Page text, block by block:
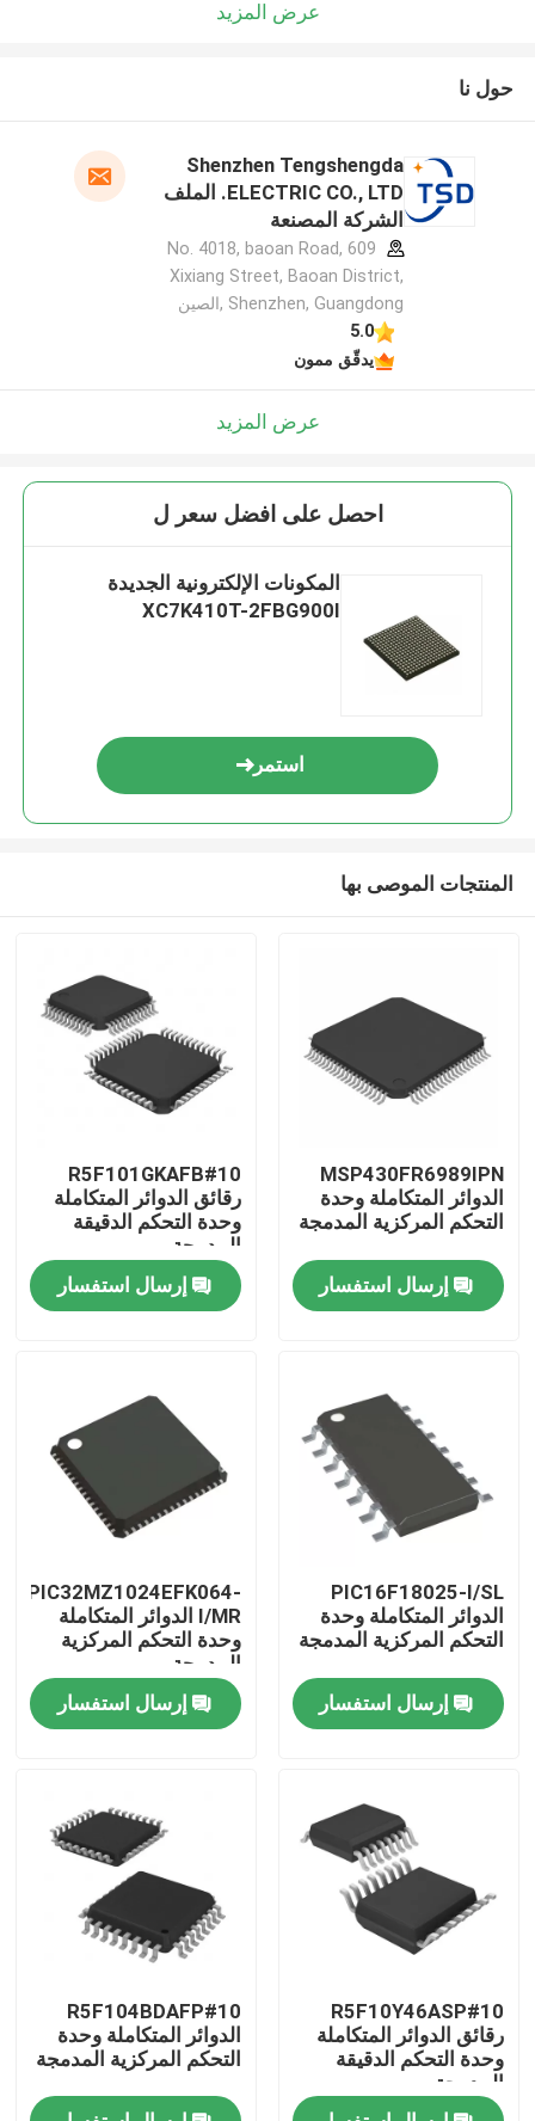
منتجات
أشرطة فيديو
معلومات عنا
جولة في المعمل
اتصل بنا
اطلب اقتباس
رقائق الدوائر المتكاملة
ذاكرة فلاش IC رقاقة
عرض المزيد
حول نا
Shenzhen Tengshengda
ELECTRIC CO., LTD. الملف
الشركة المصنعة
609 No. 4018, baoan Road,
Xixiang Street, Baoan District,
Shenzhen, Guangdong ,الصين
5.0
يدقّق ممون
عرض المزيد
احصل على افضل سعر ل
المكونات الإلكترونية الجديدة
XC7K410T-2FBG900I
استمر
المنتجات الموصى بها
MSP430FR6989IPN
الدوائر المتكاملة وحدة
التحكم المركزية المدمجة
إرسال استفسار
R5F101GKAFB#10
رقائق الدوائر المتكاملة
وحدة التحكم الدقيقة
المدمجة
إرسال استفسار
PIC16F18025-I/SL
الدوائر المتكاملة وحدة
التحكم المركزية المدمجة
إرسال استفسار
PIC32MZ1024EFK064-
I/MR الدوائر المتكاملة
وحدة التحكم المركزية
المدمجة
إرسال استفسار
R5F10Y46ASP#10
رقائق الدوائر المتكاملة
وحدة التحكم الدقيقة
المدمجة
R5F104BDAFP#10
الدوائر المتكاملة وحدة
التحكم المركزية المدمجة